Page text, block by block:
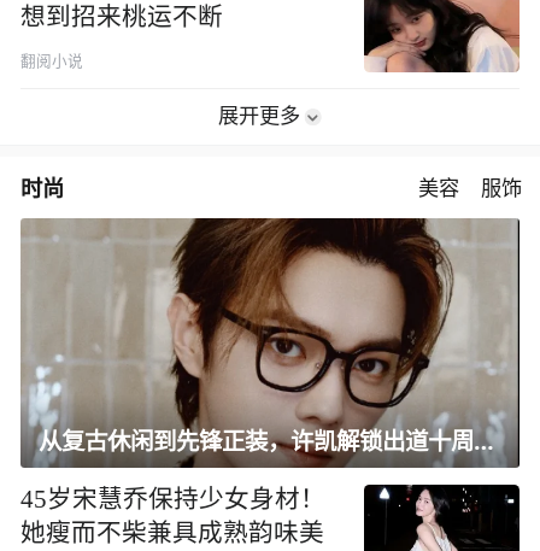
想到招来桃运不断
翻阅小说
展开更多
时尚 美容 服饰
从复古休闲到先锋正装，许凯解锁出道十周年大片
45岁宋慧乔保持少女身材！
她瘦而不柴兼具成熟韵味美